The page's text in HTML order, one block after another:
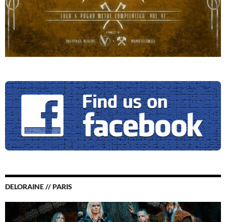
DELORAINE // PARIS